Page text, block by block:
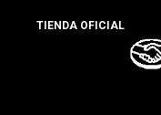
TIENDA OFICIAL